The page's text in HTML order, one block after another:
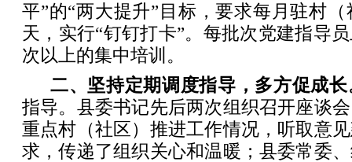
平”的“两大提升”目标，要求每月驻村
天，实行“钉钉打卡”。每批次党建指导
次以上的集中培训。
二、坚持定期调度指导，多方促成长
指导。县委书记先后两次组织召开座谈
重点村（社区）推进工作情况，听取意
求，传递了组织关心和温暖；县委常委